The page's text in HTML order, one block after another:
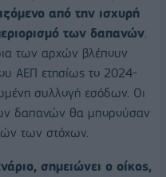
από την ισχυρή
των δαπανών.
των αρχών βλέπουν
ΑΕΠ ετησίως το 2024-
συλλογή εσόδων. Οι
δαπανών θα μπορούσαν
των στόχων.
σημειώνει ο οίκος,